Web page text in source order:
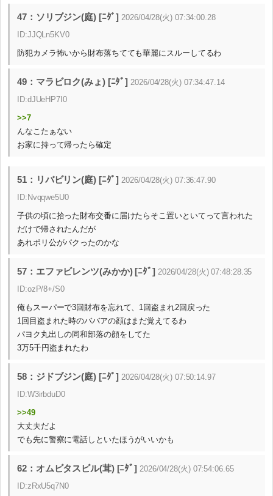
47：ソリブジン(庭) [ﾆﾀﾞ] 2026/04/28(火) 07:34:00.28
ID:JJQLn5KV0
防犯カメラ怖いから財布落ちてても華麗にスルーしてるわ
49：マラビロク(みょ) [ﾆﾀﾞ] 2026/04/28(火) 07:34:47.14
ID:dJUeHP7I0
>>7
んなこたぁない
お家に持って帰ったら確定
51：リバビリン(庭) [ﾆﾀﾞ] 2026/04/28(火) 07:36:47.90
ID:Nvqqwe5U0
子供の頃に拾った財布交番に届けたらそこ置いといてって言われた
だけで帰されたんだが
あれポリ公がパクったのかな
57：エファビレンツ(みかか) [ﾆﾀﾞ] 2026/04/28(火) 07:48:28.35
ID:ozP/8+/S0
俺もスーパーで3回財布を忘れて、1回盗まれ2回戻った
1回目盗まれた時のババアの顔はまだ覚えてるわ
パヨク丸出しの同和部落の顔をしてた
3万5千円盗まれたわ
58：ジドブジン(庭) [ﾆﾀﾞ] 2026/04/28(火) 07:50:14.97
ID:W3irbduD0
>>49
大丈夫だよ
でも先に警察に電話しといたほうがいいかも
62：オムビタスビル(茸) [ﾆﾀﾞ] 2026/04/28(火) 07:54:06.65
ID:zRxU5q7N0